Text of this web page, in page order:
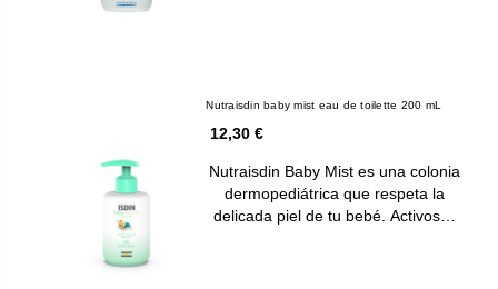
Nutraisdin baby mist eau de toilette 200 mL
12,30 €
Nutraisdin Baby Mist es una colonia
dermopediátrica que respeta la
delicada piel de tu bebé. Activos…